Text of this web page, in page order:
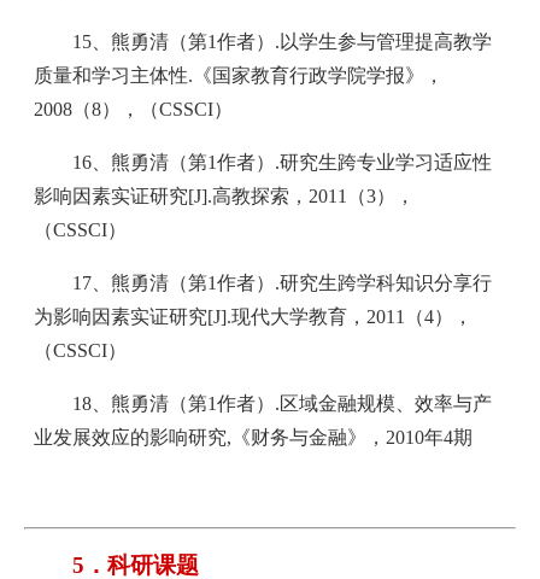
15、熊勇清（第1作者）.以学生参与管理提高教学
质量和学习主体性.《国家教育行政学院学报》，
2008（8），（CSSCI）
16、熊勇清（第1作者）.研究生跨专业学习适应性
影响因素实证研究[J].高教探索，2011（3），
（CSSCI）
17、熊勇清（第1作者）.研究生跨学科知识分享行
为影响因素实证研究[J].现代大学教育，2011（4），
（CSSCI）
18、熊勇清（第1作者）.区域金融规模、效率与产
业发展效应的影响研究,《财务与金融》，2010年4期
5．科研课题